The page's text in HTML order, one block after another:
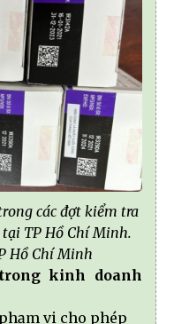
các đợt kiểm tra
tại TP Hồ Chí Minh.
Hồ Chí Minh
kinh doanh
vi cho phép